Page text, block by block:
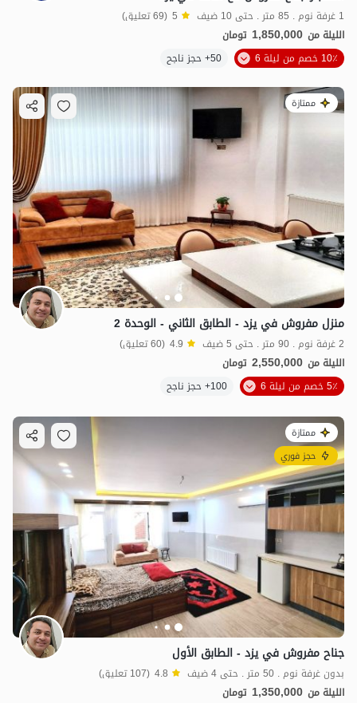
1 غرفة نوم . 85 متر . حتى 10 ضيف 5 (69 تعليق)
الليلة من 1,850,000 تومان
10٪ خصم من ليلة 6
50+ حجز ناجح
ممتازة
منزل مفروش في يزد - الطابق الثاني - الوحدة 2
2 غرفة نوم . 90 متر . حتى 5 ضيف 4.9 (60 تعليق)
الليلة من 2,550,000 تومان
5٪ خصم من ليلة 6
100+ حجز ناجح
ممتازة
حجز فوري
جناح مفروش في يزد - الطابق الأول
بدون غرفة نوم . 50 متر . حتى 4 ضيف 4.8 (107 تعليق)
الليلة من 1,350,000 تومان